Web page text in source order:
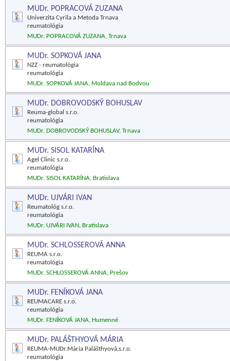
MUDr. POPRACOVÁ ZUZANA
Univerzita Cyrila a Metoda Trnava
reumatológia
MUDr. POPRACOVÁ ZUZANA, Trnava
MUDr. SOPKOVÁ JANA
NZZ - reumatológia
reumatológia
MUDr. SOPKOVÁ JANA, Moldava nad Bodvou
MUDr. DOBROVODSKÝ BOHUSLAV
Reuma-global s.r.o.
reumatológia
MUDr. DOBROVODSKÝ BOHUSLAV, Trnava
MUDr. SISOL KATARÍNA
Agel Clinic s.r.o.
reumatológia
MUDr. SISOL KATARÍNA, Bratislava
MUDr. UJVÁRI IVAN
Reumatológ s.r.o.
reumatológia
MUDr. UJVÁRI IVAN, Bratislava
MUDr. SCHLOSSEROVÁ ANNA
REUMA s.r.o.
reumatológia
MUDr. SCHLOSSEROVÁ ANNA, Prešov
MUDr. FENÍKOVÁ JANA
REUMACARE s.r.o.
reumatológia
MUDr. FENÍKOVÁ JANA, Humenné
MUDr. PALÁŠTHYOVÁ MÁRIA
REUMA-MUDr.Mária Palášthyová,s.r.o.
reumatológia